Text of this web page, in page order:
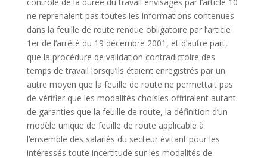
ne reprenaient pas toutes les informations contenues
dans la feuille de route rendue obligatoire par l’article
1er de l’arrêté du 19 décembre 2001, et d’autre part,
que la procédure de validation contradictoire des
temps de travail lorsqu’ils étaient enregistrés par un
autre moyen que la feuille de route ne permettait pas
de vérifier que les modalités choisies offriraient autant
de garanties que la feuille de route, la définition d’un
modèle unique de feuille de route applicable à
l’ensemble des salariés du secteur évitant pour les
intéressés toute incertitude sur les modalités de